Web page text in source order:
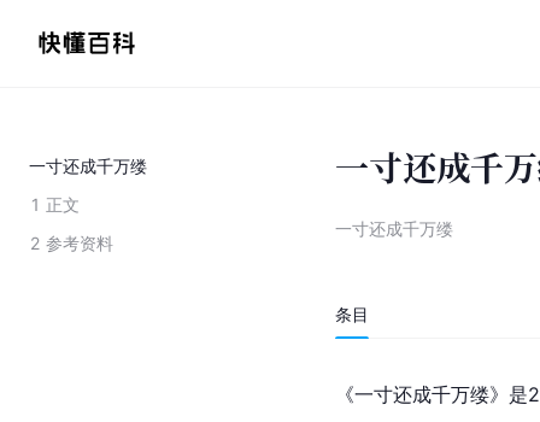
一寸还成千万缕
1 正文
2 参考资料
一寸还成千
一寸还成千万缕
条目
《一寸还成千万缕》是